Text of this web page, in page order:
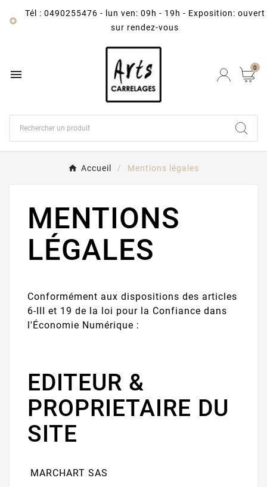

Tél : 0490255476 -
lun ven: 09h - 19h - Exposition: ouvert
sur rendez-vous
 0
Accueil Mentions légales
MENTIONS
LÉGALES
Conformément aux dispositions des articles
6-III et 19 de la loi pour la Confiance dans
l'Économie Numérique :
EDITEUR &
PROPRIETAIRE DU
SITE
MARCHART SAS